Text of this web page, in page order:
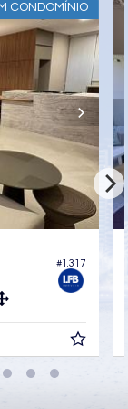
CONDOMÍNIO
#1.317